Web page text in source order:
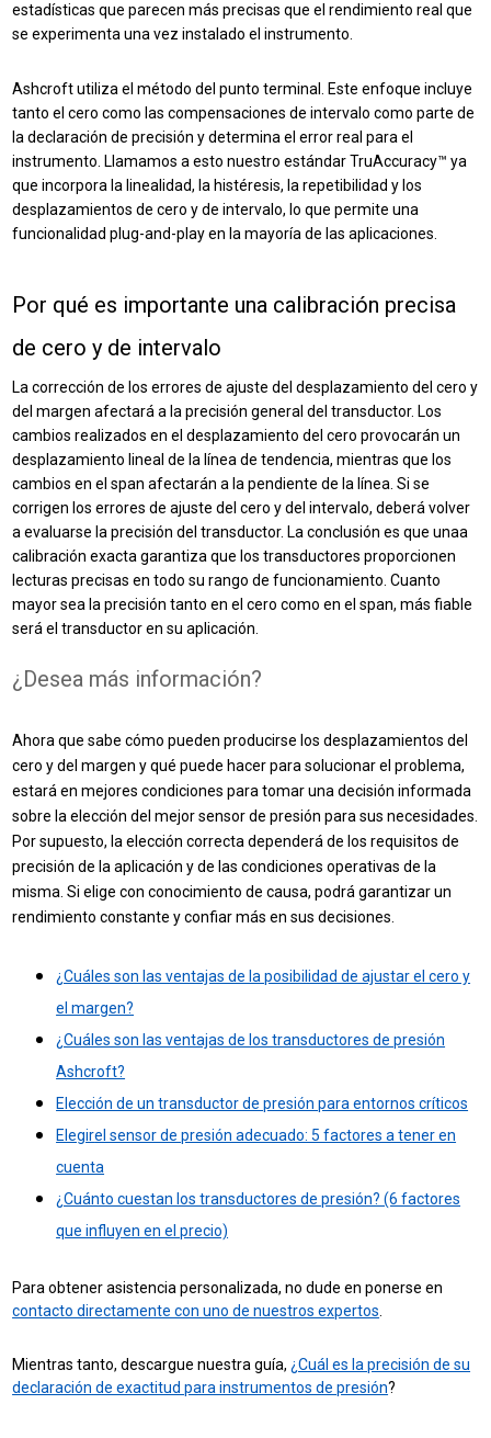
estadísticas que parecen más precisas que el rendimiento real que
se experimenta una vez instalado el instrumento.
Ashcroft utiliza el método del punto terminal. Este enfoque incluye
tanto el cero como las compensaciones de intervalo como parte de
la declaración de precisión y determina el error real para el
instrumento. Llamamos a esto nuestroestándar TruAccuracy™ ya
queincorpora la linealidad, la histéresis, la repetibilidad y los
desplazamientos de cero y de intervalo, lo que permite una
funcionalidad plug-and-play en la mayoría de las aplicaciones.
Por qué es importante una calibración precisa
de cero y de intervalo
La corrección de los errores de ajuste del desplazamiento del cero y
del margen afectará a la precisión general del transductor. Los
cambios realizados en el desplazamiento del cero provocarán un
desplazamiento lineal de la línea de tendencia, mientras que los
cambios en el span afectarán a la pendiente de la línea. Si se
corrigen los errores de ajuste del cero y del intervalo, deberá volver
a evaluarse la precisión del transductor. La conclusión es que unaa
calibración exacta garantiza que los transductores proporcionen
lecturas precisas en todo su rango de funcionamiento. Cuanto
mayor sea la precisión tanto en el cero como en el span, más fiable
será el transductor en su aplicación.
¿Desea más información?
Ahora que sabe cómo pueden producirse los desplazamientos del
cero y del margen y qué puede hacer para solucionar el problema,
estará en mejores condiciones para tomar una decisión informada
sobre la elección del mejor sensor de presión para sus necesidades.
Por supuesto, la elección correcta dependerá de los requisitos de
precisión de la aplicación y de las condiciones operativas de la
misma. Si elige con conocimiento de causa, podrá garantizar un
rendimiento constante y confiar más en sus decisiones.
¿Cuáles son las ventajas de la posibilidad de ajustar el cero y
el margen?
¿Cuáles son las ventajas de los transductores de presión
Ashcroft?
Elección de un transductor de presión para entornos críticos
Elegirel sensor de presión adecuado: 5 factores a tener en
cuenta
¿Cuánto cuestan los transductores de presión? (6 factores
que influyen en el precio)
Para obtener asistencia personalizada, no dude en ponerse en
contacto directamente con uno de nuestros expertos
Mientras tanto, descargue nuestra guía, ¿Cuál es la precisión de su
declaración de exactitud para instrumentos de presión?